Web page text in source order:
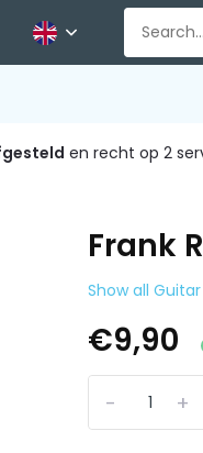
en recht op 2
Frank
Show all
€9,90
+
-